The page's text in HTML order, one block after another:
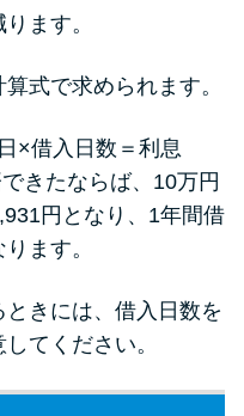
ます。
式で求められます。
×借入日数＝利息
きたならば、10万円
円となり、1年間借
ます。
きには、借入日数を
てください。